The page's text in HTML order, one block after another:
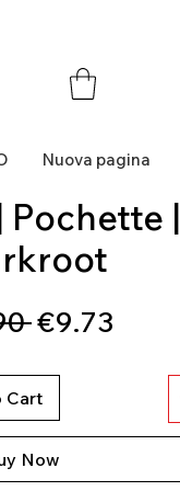
Nuova pagina
Pochette |
Regular
€9.73
Cart
Now